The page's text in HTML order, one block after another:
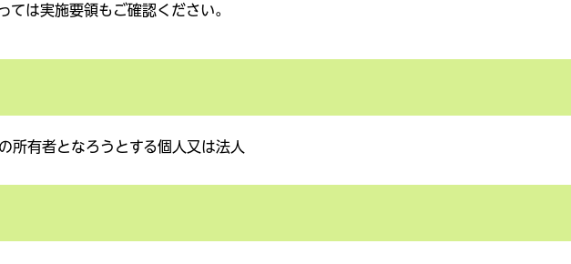
ては実施要領もご確認ください。
所有者となろうとする個人又は法人